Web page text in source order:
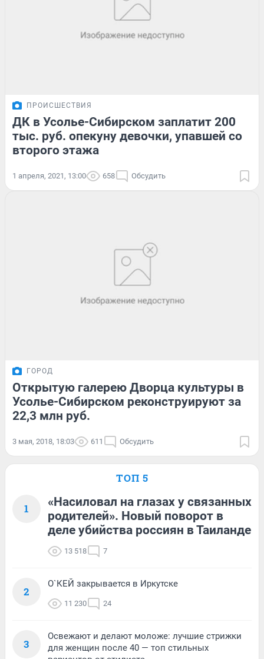
ПРОИСШЕСТВИЯ
ДК в Усолье-Сибирском заплатит 200
тыс. руб. опекуну девочки, упавшей со
второго этажа
1 апреля, 2021, 13:00 658 Обсудить
ГОРОД
Открытую галерею Дворца культуры в
Усолье-Сибирском реконструируют за
22,3 млн руб.
3 мая, 2018, 18:03 611 Обсудить
ТОП 5
1
«Насиловал на глазах у связанных
родителей». Новый поворот в
деле убийства россиян в Таиланде
13 518 7
2
О`КЕЙ закрывается в Иркутске
11 230 24
3
Освежают и делают моложе: лучшие стрижки
для женщин после 40 — топ стильных